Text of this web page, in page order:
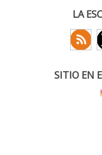
LA
SITIO EN